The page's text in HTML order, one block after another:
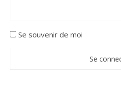
Se souvenir de moi